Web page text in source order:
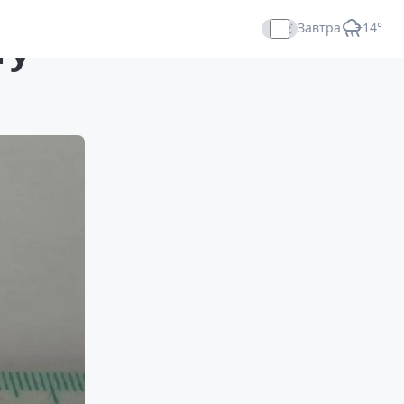
Завтра +14°